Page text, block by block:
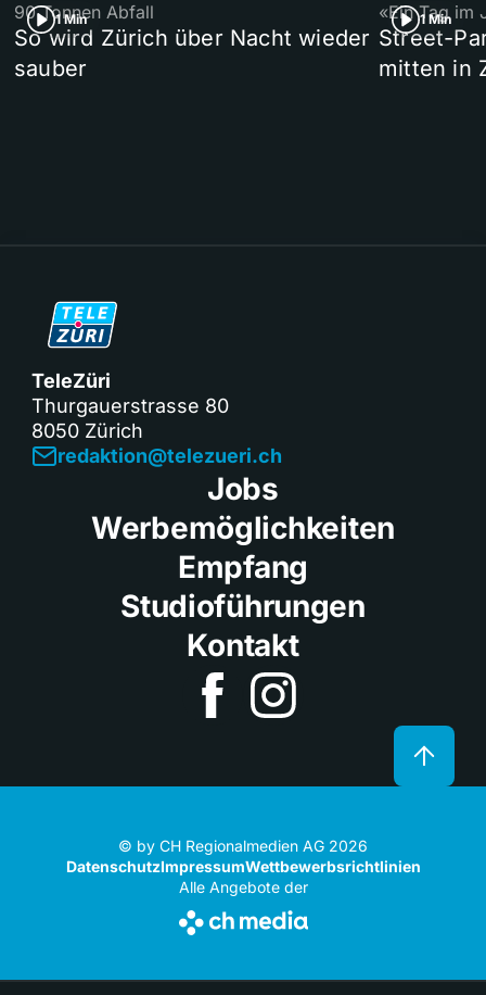
1 Min
90 Tonnen Abfall
So wird Zürich über Nacht wieder
sauber
1 Min
«Ein Tag im
Street-
mitten in
TeleZüri
Thurgauerstrasse 80
8050 Zürich
redaktion@telezueri.ch
Jobs
Werbemöglichkeiten
Empfang
Studioführungen
Kontakt
© by CH Regionalmedien AG 2026
DatenschutzImpressumWettbewerbsrichtlinien
Alle Angebote der